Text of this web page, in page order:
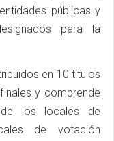
públicas y
para la
en 10 títulos
y comprende
de los locales de
de votación